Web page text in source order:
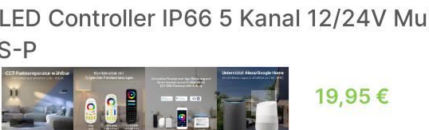
Controller IP66 5 Kanal 12/24V
P
19,95 €